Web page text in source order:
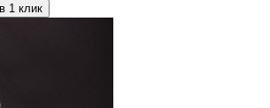
1 клик